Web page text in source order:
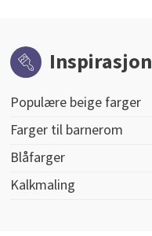
Inspirasjon
Populære beige farger
Farger til barnerom
Blåfarger
Kalkmaling